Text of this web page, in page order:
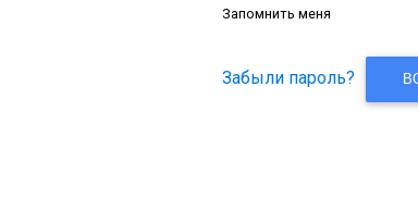
Запомнить меня
Забыли пароль?